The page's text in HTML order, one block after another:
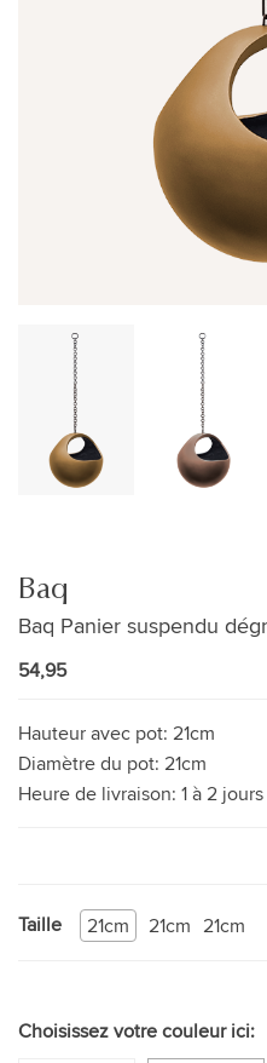
Baq
Baq Panier suspendu
54,95
Hauteur avec pot: 21cm
Diamètre du pot: 21cm
Heure de livraison: 1 à 2
Taille 21cm 21cm 21cm
Choisissez votre couleur ici: